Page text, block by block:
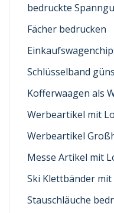
bedruckte
Fächer bedrucken
Schlüsselband
Kofferwaagen als
Werbeartikel mit
Werbeartikel
Messe Artikel mit
Ski Klettbänder
Stauschläuche